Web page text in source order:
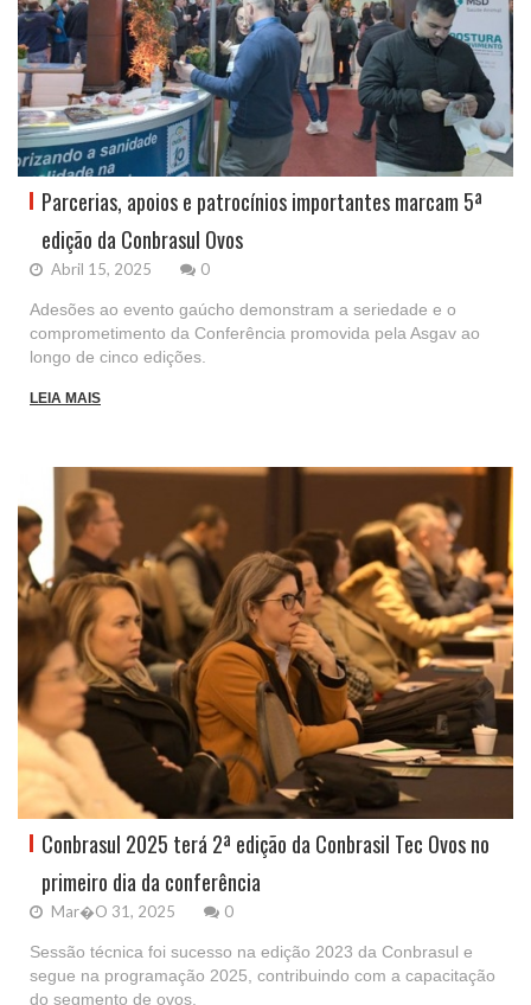
Parcerias, apoios e patrocínios importantes marcam 5ª
edição da Conbrasul Ovos
Abril 15, 2025 0
Adesões ao evento gaúcho demonstram a seriedade e o
comprometimento da Conferência promovida pela Asgav ao
longo de cinco edições.
LEIA MAIS
Conbrasul 2025 terá 2ª edição da Conbrasil Tec Ovos no
primeiro dia da conferência
Mar�o 31, 2025 0
Sessão técnica foi sucesso na edição 2023 da Conbrasul e
segue na programação 2025, contribuindo com a capacitação
do segmento de ovos.